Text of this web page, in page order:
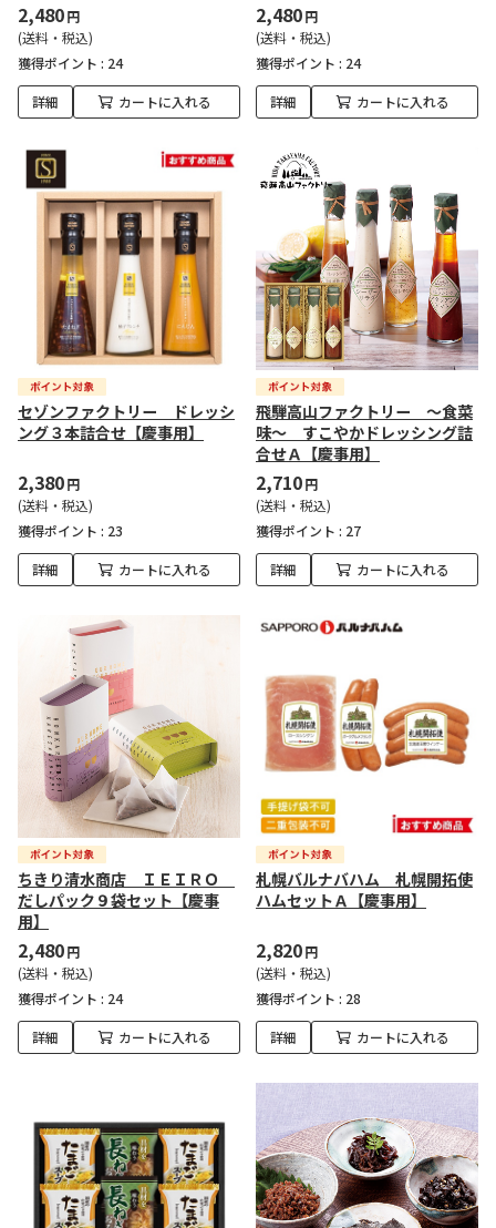
2,480円
(送料・税込)
獲得ポイント : 24
詳細 カートに入れる
2,480円
(送料・税込)
獲得ポイント : 24
詳細 カートに入れる
セゾンファクトリー ドレッシ
ング３本詰合せ【慶事用】
2,380円
(送料・税込)
獲得ポイント : 23
詳細 カートに入れる
飛騨高山ファクトリー ～食菜
味～ すこやかドレッシング詰
合せＡ【慶事用】
2,710円
(送料・税込)
獲得ポイント : 27
詳細 カートに入れる
ちきり清水商店 ＩＥＩＲＯ
だしパック９袋セット【慶事
用】
2,480円
(送料・税込)
獲得ポイント : 24
詳細 カートに入れる
札幌バルナバハム 札幌開拓使
ハムセットＡ【慶事用】
2,820円
(送料・税込)
獲得ポイント : 28
詳細 カートに入れる